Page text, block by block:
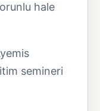
hale
semineri